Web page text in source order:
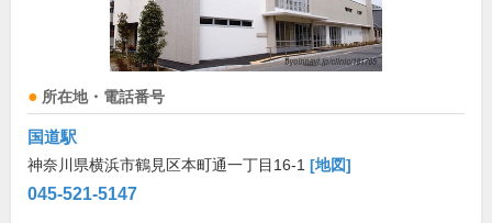
所在地・電話番号
国道駅
神奈川県横浜市鶴見区本町通一丁目16-1 [地図]
045-521-5147